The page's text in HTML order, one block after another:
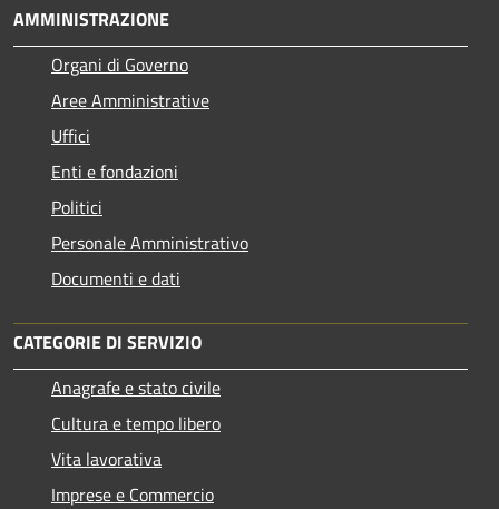
AMMINISTRAZIONE
Organi di Governo
Aree Amministrative
Uffici
Enti e fondazioni
Politici
Personale Amministrativo
Documenti e dati
CATEGORIE DI SERVIZIO
Anagrafe e stato civile
Cultura e tempo libero
Vita lavorativa
Imprese e Commercio